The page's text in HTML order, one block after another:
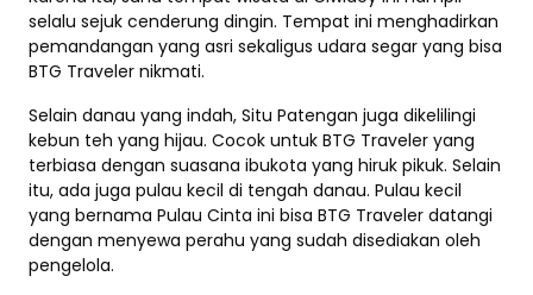
selalu sejuk cenderung dingin. Tempat ini menghadirkan
pemandangan yang asri sekaligus udara segar yang bisa
BTG Traveler nikmati.
Selain danau yang indah, Situ Patengan juga dikelilingi
kebun teh yang hijau. Cocok untuk BTG Traveler yang
terbiasa dengan suasana ibukota yang hiruk pikuk. Selain
itu, ada juga pulau kecil di tengah danau. Pulau kecil
yang bernama Pulau Cinta ini bisa BTG Traveler datangi
dengan menyewa perahu yang sudah disediakan oleh
pengelola.